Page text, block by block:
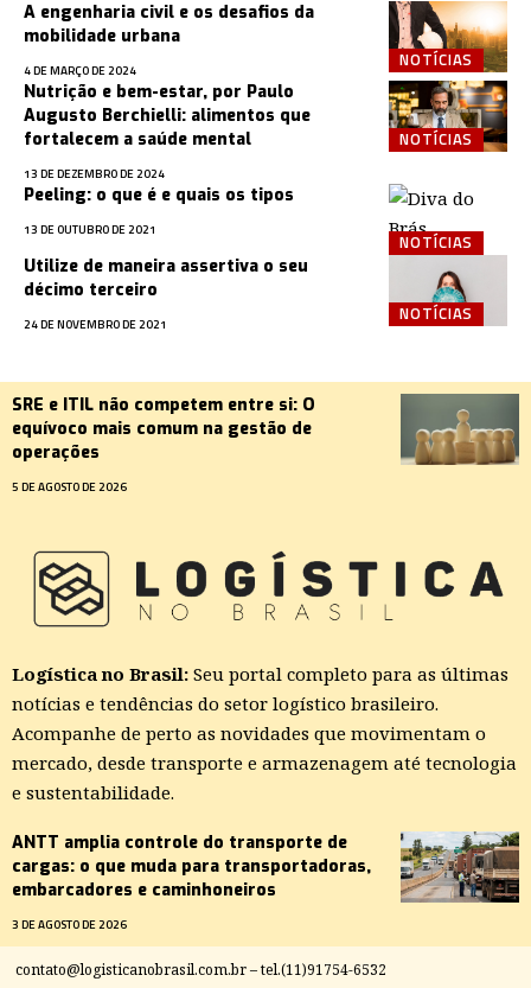
NOTÍCIAS
A engenharia civil e os desafios da
mobilidade urbana
4 DE MARÇO DE 2024
NOTÍCIAS
Nutrição e bem-estar, por Paulo
Augusto Berchielli: alimentos que
fortalecem a saúde mental
13 DE DEZEMBRO DE 2024
NOTÍCIAS
Peeling: o que é e quais os tipos
13 DE OUTUBRO DE 2021
NOTÍCIAS
Utilize de maneira assertiva o seu
décimo terceiro
24 DE NOVEMBRO DE 2021
SRE e ITIL não competem entre si: O
equívoco mais comum na gestão de
operações
5 DE AGOSTO DE 2026
Logística no Brasil: Seu portal completo para as últimas
notícias e tendências do setor logístico brasileiro.
Acompanhe de perto as novidades que movimentam o
mercado, desde transporte e armazenagem até tecnologia
e sustentabilidade.
ANTT amplia controle do transporte de
cargas: o que muda para transportadoras,
embarcadores e caminhoneiros
3 DE AGOSTO DE 2026
contato@logisticanobrasil.com.br– tel.(11)91754-6532